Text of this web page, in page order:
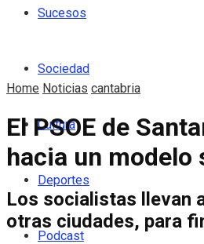
Sucesos
Sociedad
Cultura
Deportes
Podcast
Home Noticias cantabria
El PSOE de
hacia un modelo
Los socialistas llevan
otras ciudades, para